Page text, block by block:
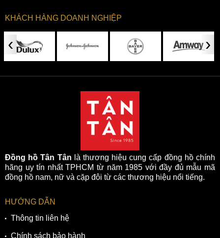
KHÁCH HÀNG DOANH NGHIỆP
‹ ›
Đồng hồ Tân Tân là thương hiệu cung cấp đồng hồ chính
hãng uy tín nhất TPHCM từ năm 1985 với đầy đủ mẫu mã
đồng hồ nam, nữ và cặp đôi từ các thương hiệu nổi tiếng.
HƯỚNG DẪN
Thông tin liên hệ
Chính sách bảo hành